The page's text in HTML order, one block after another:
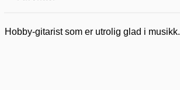
Hobby-gitarist som er utrolig glad i musikk.